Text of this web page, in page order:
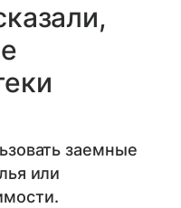
заемные
или